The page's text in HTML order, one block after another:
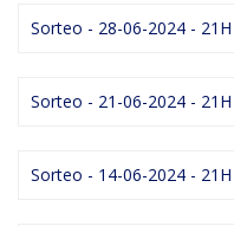
Sorteo - 28-06-2024 - 21H
Sorteo - 21-06-2024 - 21H
Sorteo - 14-06-2024 - 21H